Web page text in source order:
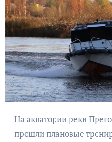
На акватории реки Преголя в Калининграде
прошли плановые